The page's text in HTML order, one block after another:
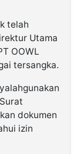
telah
Utama
OOWL
tersangka.
dokumen
izin